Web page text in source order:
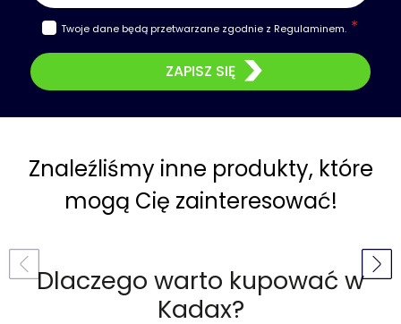
Twoje dane będą przetwarzane zgodnie z Regulaminem.
ZAPISZ SIĘ
Znaleźliśmy inne produkty, które
mogą Cię zainteresować!
Dlaczego warto kupować w
Kadax?